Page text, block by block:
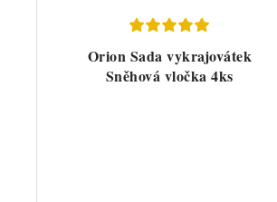
Orion Sada vykrajovátek
Sněhová vločka 4ks